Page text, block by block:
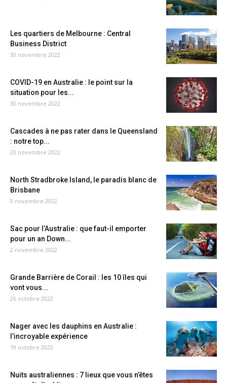
Les quartiers de Melbourne : Central
Business District
30 novembre 2022
COVID-19 en Australie : le point sur la
situation pour les...
30 novembre 2022
Cascades à ne pas rater dans le Queensland
: notre top...
23 novembre 2022
North Stradbroke Island, le paradis blanc de
Brisbane
9 novembre 2022
Sac pour l’Australie : que faut-il emporter
pour un an Down...
2 novembre 2022
Grande Barrière de Corail : les 10 îles qui
vont vous...
26 octobre 2022
Nager avec les dauphins en Australie :
l’incroyable expérience
19 octobre 2022
Nuits australiennes : 7 lieux que vous n’êtes